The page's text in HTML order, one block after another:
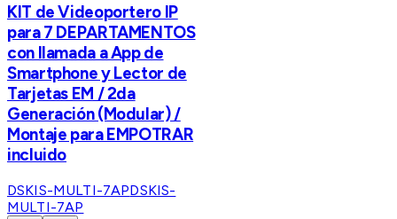
KIT de Videoportero IP
para 7 DEPARTAMENTOS
con llamada a App de
Smartphone y Lector de
Tarjetas EM / 2da
Generación (Modular) /
Montaje para EMPOTRAR
incluido
DSKIS-MULTI-7APDSKIS-
MULTI-7AP